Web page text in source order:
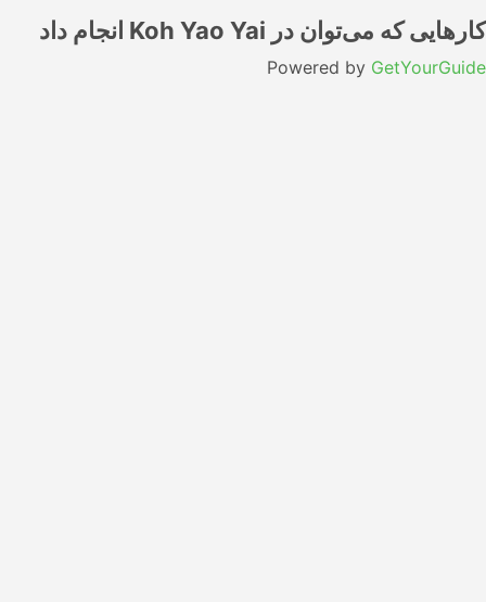
کارهایی که می‌توان در Koh Yao Yai انجام داد
Powered by GetYourGuide